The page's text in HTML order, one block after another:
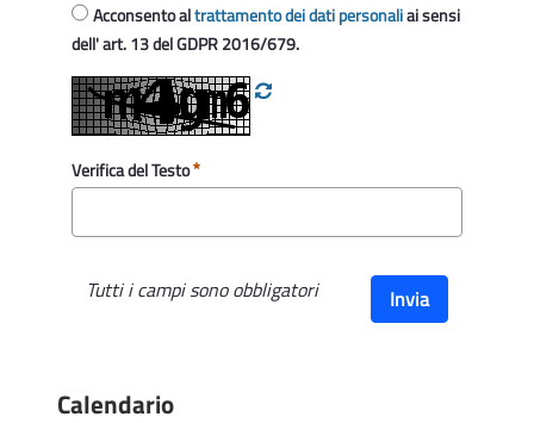
Acconsento altrattamento dei dati personaliai sensi
dell' art. 13 del GDPR 2016/679.
Verifica del Testo
Tutti i campi sono obbligatori Invia
Calendario